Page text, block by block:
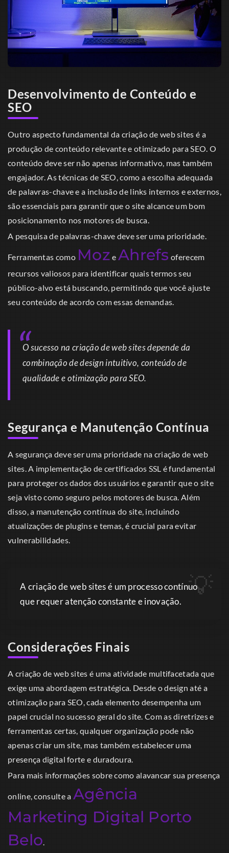
Desenvolvimento de Conteúdo e
SEO
Outro aspecto fundamental da criação de web sites é a
produção de conteúdo relevante e otimizado para SEO. O
conteúdo deve ser não apenas informativo, mas também
engajador. As técnicas de SEO, como a escolha adequada
de palavras-chave e a inclusão de links internos e externos,
são essenciais para garantir que o site alcance um bom
posicionamento nos motores de busca.
A pesquisa de palavras-chave deve ser uma prioridade.
Ferramentas como Moz e Ahrefs oferecem
recursos valiosos para identificar quais termos seu
público-alvo está buscando, permitindo que você ajuste
seu conteúdo de acordo com essas demandas.
O sucesso na criação de web sites depende da
combinação de design intuitivo, conteúdo de
qualidade e otimização para SEO.
Segurança e Manutenção Contínua
A segurança deve ser uma prioridade na criação de web
sites. A implementação de certificados SSL é fundamental
para proteger os dados dos usuários e garantir que o site
seja visto como seguro pelos motores de busca. Além
disso, a manutenção contínua do site, incluindo
atualizações de plugins e temas, é crucial para evitar
vulnerabilidades.
A criação de web sites é um processo contínuo
que requer atenção constante e inovação.
Considerações Finais
A criação de web sites é uma atividade multifacetada que
exige uma abordagem estratégica. Desde o design até a
otimização para SEO, cada elemento desempenha um
papel crucial no sucesso geral do site. Com as diretrizes e
ferramentas certas, qualquer organização pode não
apenas criar um site, mas também estabelecer uma
presença digital forte e duradoura.
Para mais informações sobre como alavancar sua presença
online, consulte a Agência
Marketing Digital Porto
Belo.